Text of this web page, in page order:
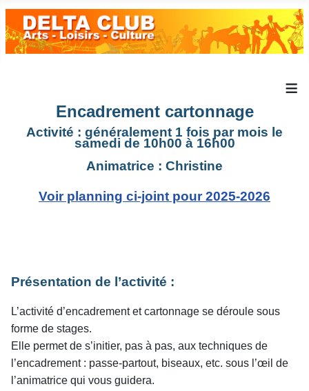
≡
Encadrement cartonnage
Activité : généralement 1 fois par mois le
samedi de 10h00 à 16h00
Animatrice : Christine
Voir planning ci-joint pour 2025-2026
Présentation de l’activité :
L’activité d’encadrement et cartonnage se déroule sous
forme de stages.
Elle permet de s’initier, pas à pas, aux techniques de
l’encadrement : passe-partout, biseaux, etc. sous l’œil de
l’animatrice qui vous guidera.